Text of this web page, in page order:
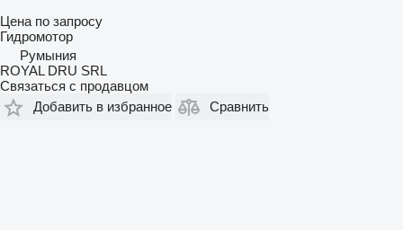
Цена по запросу
Гидромотор
Румыния
ROYAL DRU SRL
Связаться с продавцом
Добавить в избранное
Сравнить